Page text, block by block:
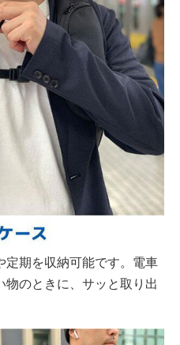
期を収納可能です。電車
のときに、サッと取り出